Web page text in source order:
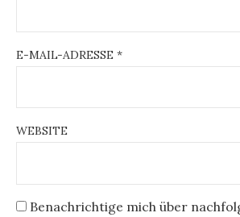
E-MAIL-ADRESSE *
WEBSITE
Benachrichtige mich über